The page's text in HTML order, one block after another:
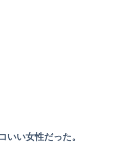
いい女性だった。